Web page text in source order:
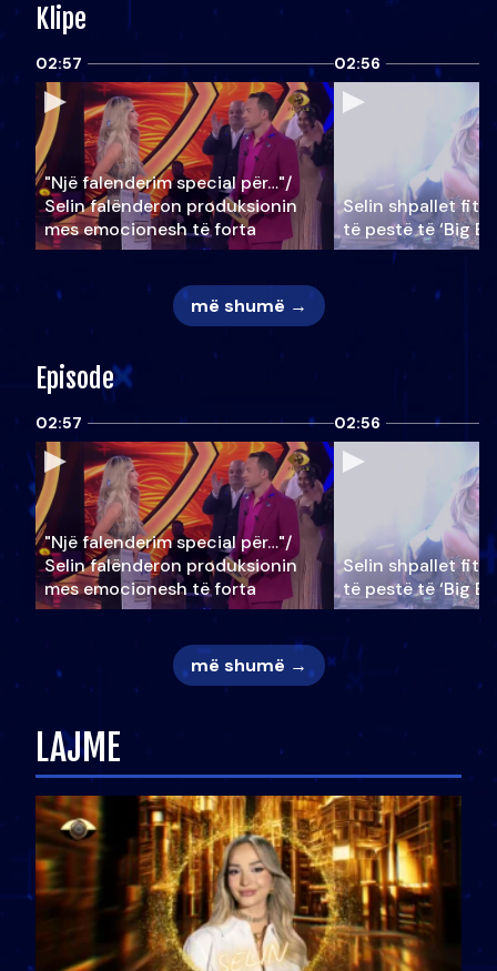
Klipe
02:57
"Një falenderim special për…"/
Selin falënderon produksionin
mes emocionesh të forta
02:56
Selin shpallet
të pestë të ‘Big
më shumë →
Episode
02:57
"Një falenderim special për…"/
Selin falënderon produksionin
mes emocionesh të forta
02:56
Selin shpallet
të pestë të ‘Big
më shumë →
LAJME